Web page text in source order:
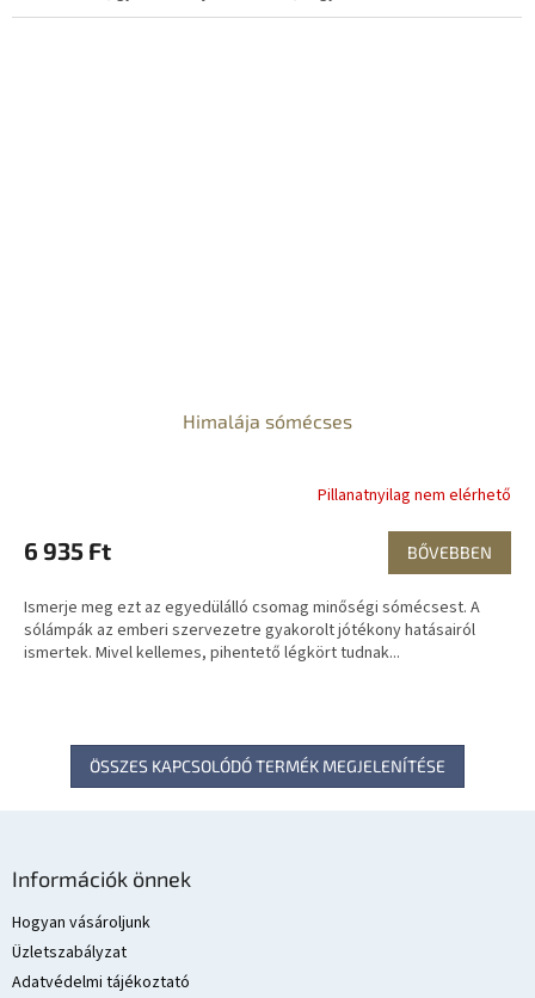
Himalája sómécses
Pillanatnyilag nem elérhető
6 935 Ft BŐVEBBEN
Ismerje meg ezt az egyedülálló csomag minőségi sómécsest. A
sólámpák az emberi szervezetre gyakorolt jótékony hatásairól
ismertek. Mivel kellemes, pihentető légkört tudnak...
ÖSSZES KAPCSOLÓDÓ TERMÉK MEGJELENÍTÉSE
Információk önnek
Hogyan vásároljunk
Üzletszabályzat
Adatvédelmi tájékoztató